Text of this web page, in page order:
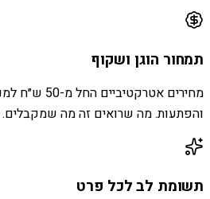
תמחור הוגן ושקוף
מחירים
והפתעות. מה שרואים זה מה שמקבלים.
תשומת לב לכל פרט